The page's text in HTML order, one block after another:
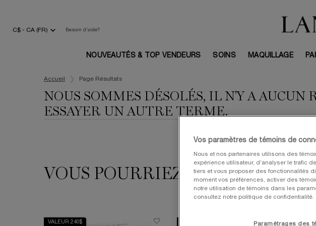
C$ - CA (FR) Besoin d'aide?
NOUVEAUTÉS & TOP VENDEURS SOINS MAQUILLAGE
Accueil
Page Résultats
NOUS SOMMES DÉSOLÉS, IL N'Y A
ESSAYER UN AUTRE TERME.
VOUS POURRIEZ AUSSI AIMER
VALEUR 240$
Vos paramètres de témoins de
Nous et nos partenaires utilisons des
expérience utilisateur, d’analyser le trafic
tiers et vous proposer des fonctionnalités
moment vos préférences, activer des
notre utilisation de témoins dans les
consultez notre politique de confidentialité.
Paramétrages des